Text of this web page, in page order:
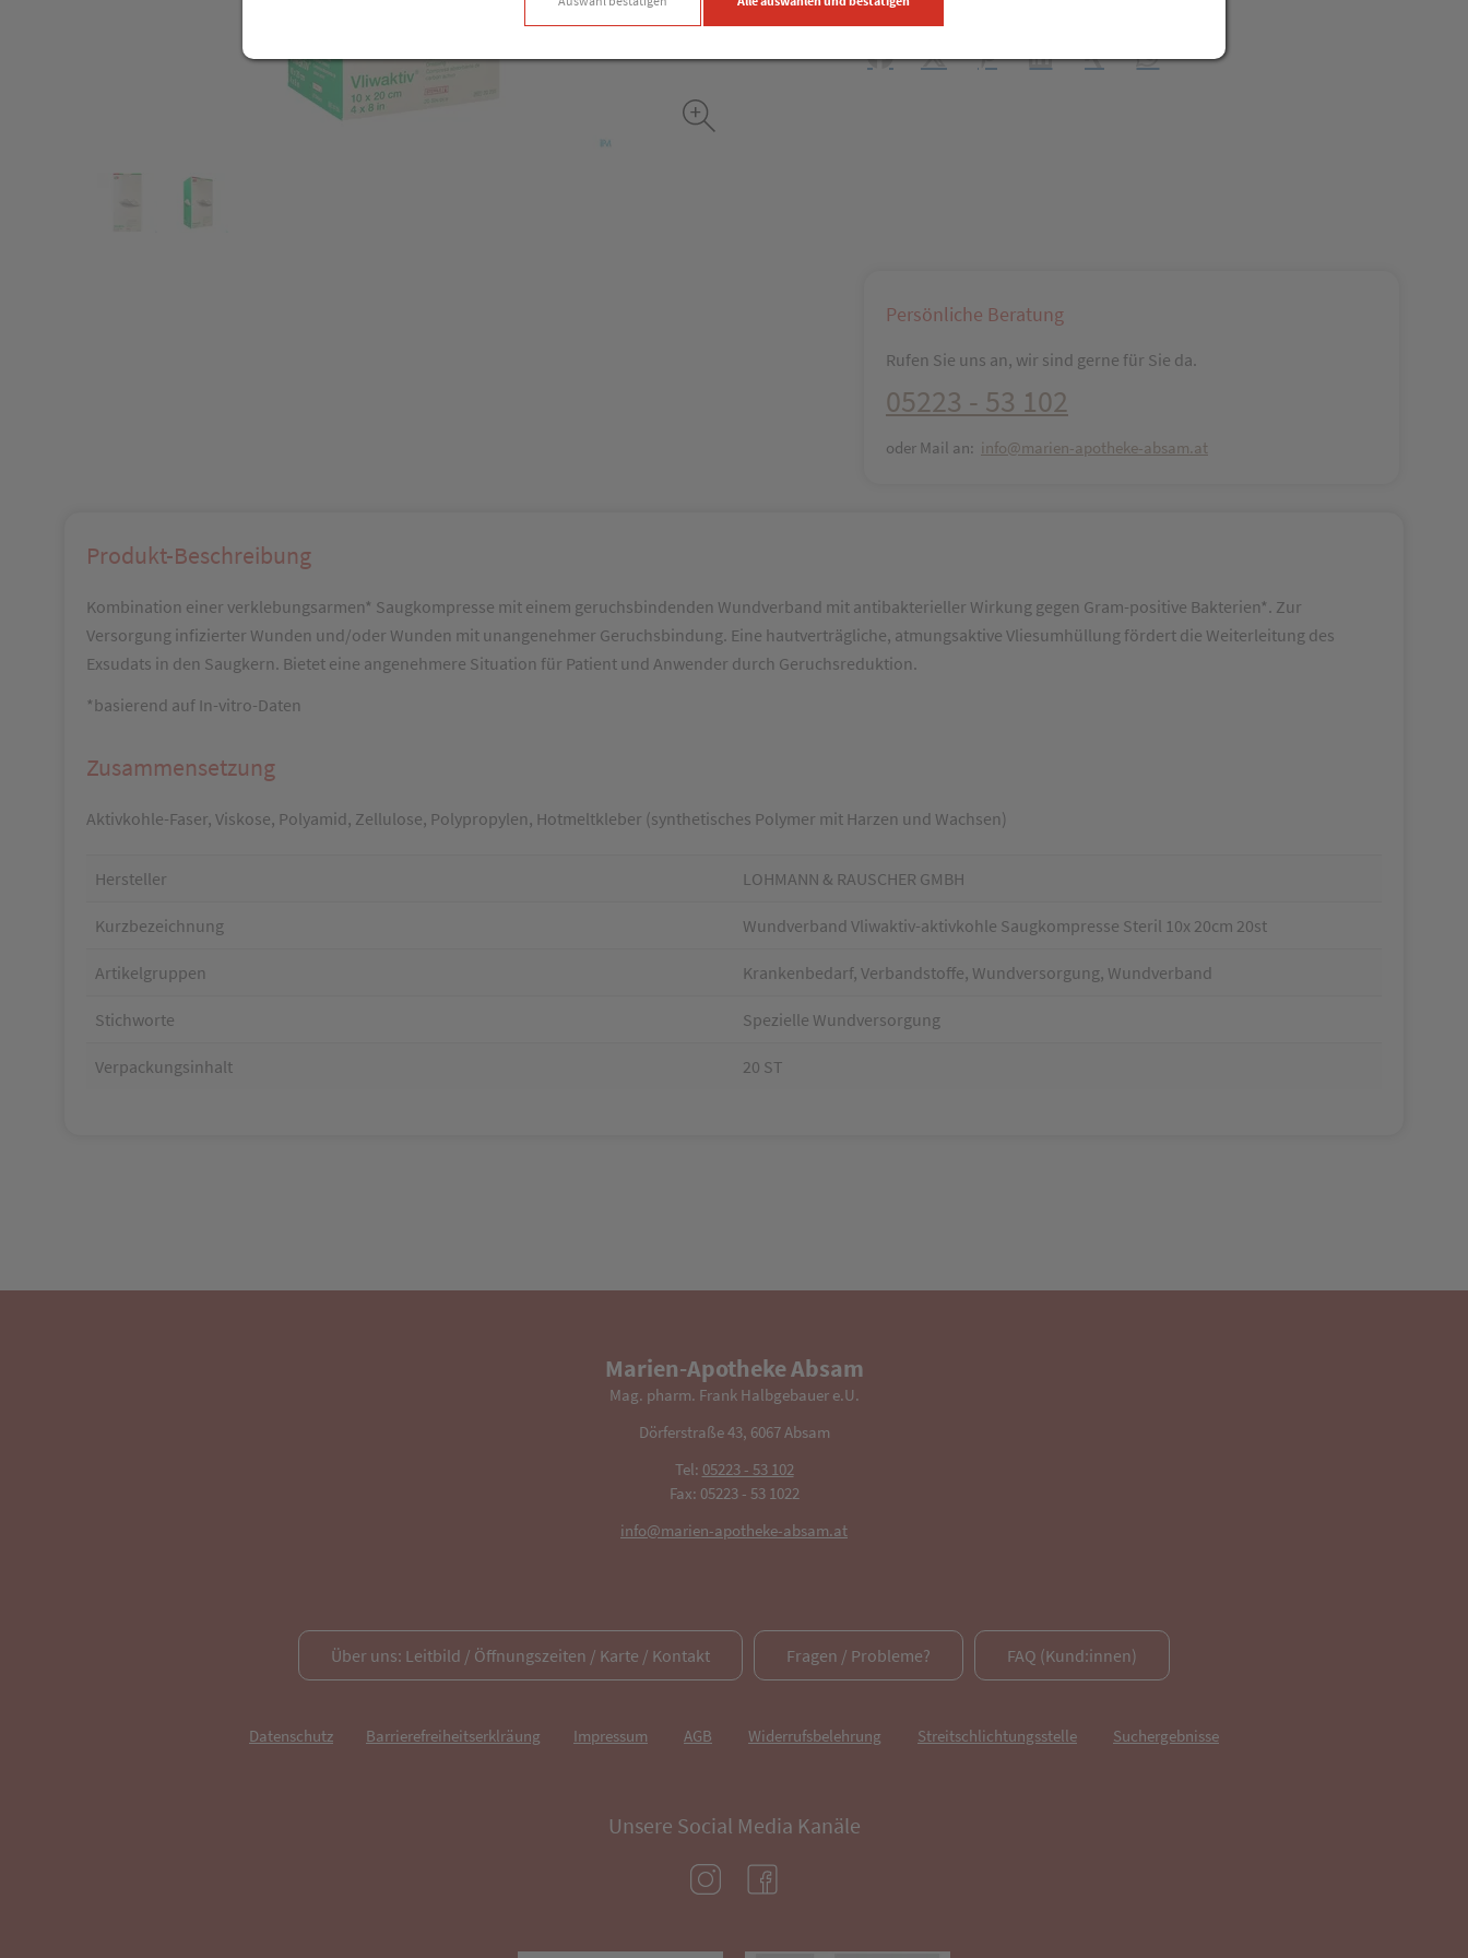
Produkt-Info mit Freunden teilen
Facebook
X PinterestLinkedInXing WhatsApp
Persönliche Beratung
Rufen Sie uns an, wir sind gerne für Sie da.
05223 - 53 102
oder Mail an: info@marien-apotheke-absam.at
Produkt-Beschreibung
Kombination einer verklebungsarmen* Saugkompresse mit einem geruchsbindenden Wundverband mit antibakterieller Wirkung gegen Gram-positive Bakterien*. Zur
Versorgung infizierter Wunden und/oder Wunden mit unangenehmer Geruchsbindung. Eine hautverträgliche, atmungsaktive Vliesumhüllung fördert die Weiterleitung des
Exsudats in den Saugkern. Bietet eine angenehmere Situation für Patient und Anwender durch Geruchsreduktion.
*basierend auf In-vitro-Daten
Zusammensetzung
Aktivkohle-Faser, Viskose, Polyamid, Zellulose, Polypropylen, Hotmeltkleber (synthetisches Polymer mit Harzen und Wachsen)
Hersteller LOHMANN & RAUSCHER GMBH
Kurzbezeichnung Wundverband Vliwaktiv-aktivkohle Saugkompresse Steril 10x 20cm 20st
Artikelgruppen Krankenbedarf, Verbandstoffe, Wundversorgung, Wundverband
Stichworte Spezielle Wundversorgung
Verpackungsinhalt 20 ST
Marien-Apotheke Absam
Mag. pharm. Frank Halbgebauer e.U.
Dörferstraße 43, 6067 Absam
Tel: 05223 - 53 102
Fax: 05223 - 53 1022
info@marien-apotheke-absam.at
Über uns: Leitbild / Öffnungszeiten / Karte / Kontakt Fragen / Probleme? FAQ (Kund:innen)
Datenschutz Barrierefreiheitserklräung Impressum AGB Widerrufsbelehrung Streitschlichtungsstelle Suchergebnisse
Unsere Social Media Kanäle
(öffnet in neuem Tab)